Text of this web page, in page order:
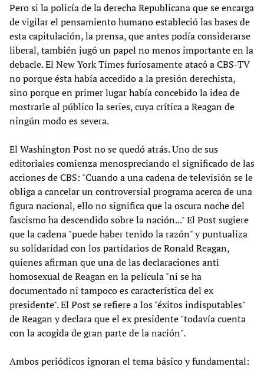
Pero si la policía de la derecha Republicana que se encarga
de vigilar el pensamiento humano estableció las bases de
esta capitulación, la prensa, que antes podía considerarse
liberal, también jugó un papel no menos importante en la
debacle. El New York Times furiosamente atacó a CBS-TV
no porque ésta había accedido a la presión derechista,
sino porque en primer lugar había concebido la idea de
mostrarle al público la series, cuya crítica a Reagan de
ningún modo es severa.
El Washington Post no se quedó atrás. Uno de sus
editoriales comienza menospreciando el significado de las
acciones de CBS: "Cuando a una cadena de televisión se le
obliga a cancelar un controversial programa acerca de una
figura nacional, ello no significa que la oscura noche del
fascismo ha descendido sobre la nación..." El Post sugiere
que la cadena "puede haber tenido la razón" y puntualiza
su solidaridad con los partidarios de Ronald Reagan,
quienes afirman que una de las declaraciones anti
homosexual de Reagan en la película "ni se ha
documentado ni tampoco es característica del ex
presidente". El Post se refiere a los "éxitos indisputables"
de Reagan y declara que el ex presidente "todavía cuenta
con la acogida de gran parte de la nación".
Ambos periódicos ignoran el tema básico y fundamental: